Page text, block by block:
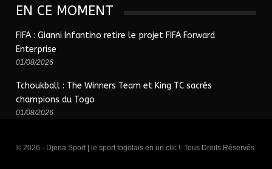
EN CE MOMENT
FIFA : Gianni Infantino retire le projet FIFA Forward
Enterprise
01/08/2026
Tchoukball : The Winners Team et King TC sacrés
champions du Togo
01/08/2026
© 2026 - Djena Sport | le sport togolais en un clic !. Tous Droits Réservés.